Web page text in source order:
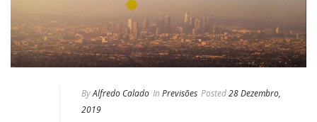
ByAlfredo Calado In Previsões Posted28 Dezembro,
2019